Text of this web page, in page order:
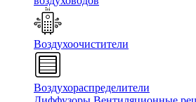
Воздухоочистители
Воздухораспределители